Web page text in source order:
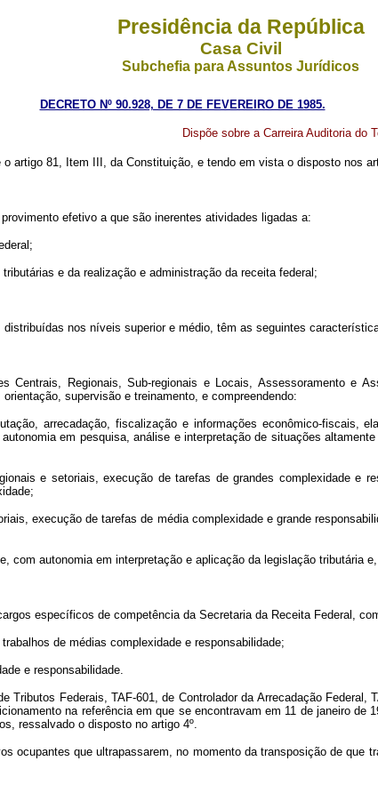
Presidência da República
Casa Civil
Subchefia para Assuntos Jurídicos
DECRETO Nº 90.928, DE 7 DE FEVEREIRO DE 1985.
Dispõe sobre a Carreira Auditoria do
o artigo 81, Item III, da Constituição, e tendo em vista o disposto nos
efetivo a que são inerentes atividades ligadas a:
e da realização e administração da receita federal;
nos níveis superior e médio, têm as seguintes
Centrais, Regionais, Sub-regionais e Locais, Assessoramento e
supervisão e treinamento, e compreendendo:
arrecadação, fiscalização e informações econômico-fiscais,
em pesquisa, análise e interpretação de situações
e setoriais, execução de tarefas de grandes complexidade e
execução de tarefas de média complexidade e grande
com autonomia em interpretação e aplicação da legislação tributária
específicos de competência da Secretaria da Receita Federal,
de médias complexidade e responsabilidade;
e responsabilidade.
Federais, TAF-601, de Controlador da Arrecadação
na referência em que se encontravam em 11 de janeiro
ressalvado o disposto no artigo 4º.
ocupantes que ultrapassarem, no momento da transposição de que